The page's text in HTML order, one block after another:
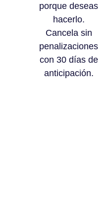
porque deseas
hacerlo.
Cancela sin
penalizaciones
con 30 días de
anticipación.